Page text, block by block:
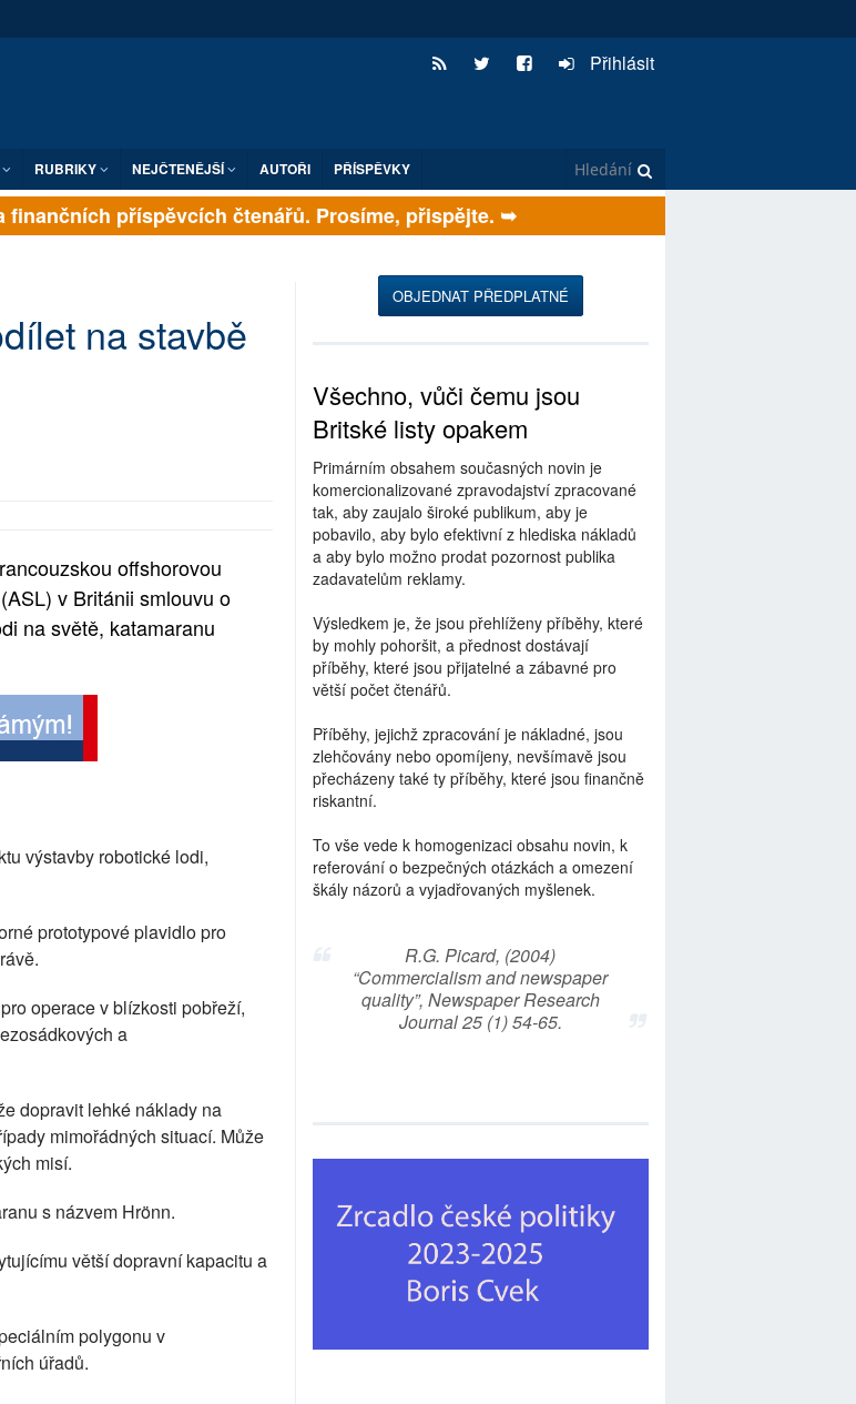
Přihlásit
RUBRIKY NEJČTENĚJŠÍ AUTOŘI PŘÍSPĚVKY
příspěvcích čtenářů. Prosíme, přispějte. ➥
na stavbě
offshorovou
v Británii smlouvu o
na světě, katamaranu
výstavby robotické lodi,
prototypové plavidlo pro
operace v blízkosti pobřeží,
a
dopravit lehké náklady na
mimořádných situací. Může
misí.
s názvem Hrönn.
větší dopravní kapacitu a
polygonu v
úřadů.
OBJEDNAT PŘEDPLATNÉ
Všechno, vůči čemu jsou
Britské listy opakem
Primárním obsahem současných novin je
komercionalizované zpravodajství zpracované
tak, aby zaujalo široké publikum, aby je
pobavilo, aby bylo efektivní z hlediska nákladů
a aby bylo možno prodat pozornost publika
zadavatelům reklamy.
Výsledkem je, že jsou přehlíženy příběhy, které
by mohly pohoršit, a přednost dostávají
příběhy, které jsou přijatelné a zábavné pro
větší počet čtenářů.
Příběhy, jejichž zpracování je nákladné, jsou
zlehčovány nebo opomíjeny, nevšímavě jsou
přecházeny také ty příběhy, které jsou finančně
riskantní.
To vše vede k homogenizaci obsahu novin, k
referování o bezpečných otázkách a omezení
škály názorů a vyjadřovaných myšlenek.
R.G. Picard, (2004)
“Commercialism and newspaper
quality”, Newspaper Research
Journal 25 (1) 54-65.